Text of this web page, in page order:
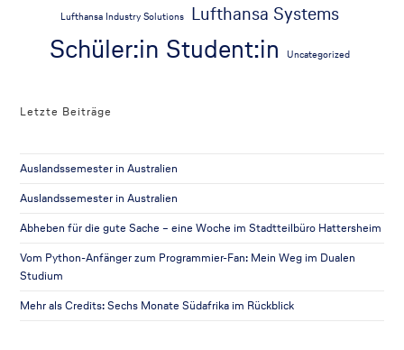
Lufthansa Industry Solutions Lufthansa Systems
Schüler:in Student:in Uncategorized
Letzte Beiträge
Auslandssemester in Australien
Auslandssemester in Australien
Abheben für die gute Sache – eine Woche im Stadtteilbüro Hattersheim
Vom Python-Anfänger zum Programmier-Fan: Mein Weg im Dualen
Studium
Mehr als Credits: Sechs Monate Südafrika im Rückblick